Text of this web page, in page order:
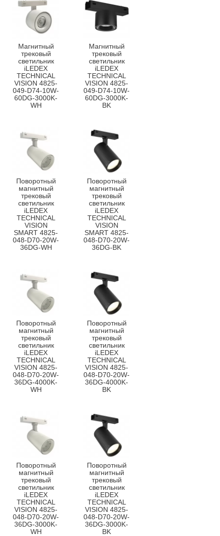
Магнитный
трековый
светильник
iLEDEX
TECHNICAL
VISION 4825-
049-D74-10W-
60DG-3000K-
WH
Магнитный
трековый
светильник
iLEDEX
TECHNICAL
VISION 4825-
049-D74-10W-
60DG-3000K-
BK
Поворотный
магнитный
трековый
светильник
iLEDEX
TECHNICAL
VISION
SMART 4825-
048-D70-20W-
36DG-WH
Поворотный
магнитный
трековый
светильник
iLEDEX
TECHNICAL
VISION
SMART 4825-
048-D70-20W-
36DG-BK
Поворотный
магнитный
трековый
светильник
iLEDEX
TECHNICAL
VISION 4825-
048-D70-20W-
36DG-4000K-
WH
Поворотный
магнитный
трековый
светильник
iLEDEX
TECHNICAL
VISION 4825-
048-D70-20W-
36DG-4000K-
BK
Поворотный
магнитный
трековый
светильник
iLEDEX
TECHNICAL
VISION 4825-
048-D70-20W-
36DG-3000K-
WH
Поворотный
магнитный
трековый
светильник
iLEDEX
TECHNICAL
VISION 4825-
048-D70-20W-
36DG-3000K-
BK